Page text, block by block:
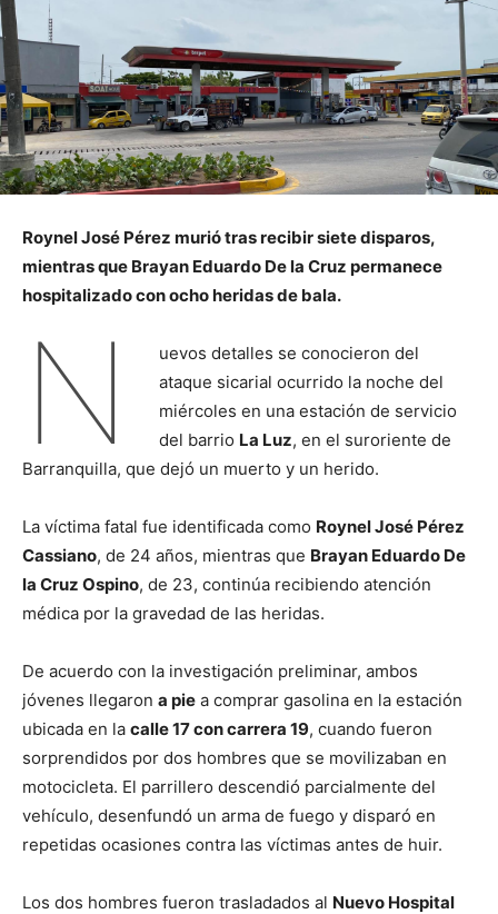
Roynel José Pérez murió tras recibir siete disparos,
mientras que Brayan Eduardo De la Cruz permanece
hospitalizado con ocho heridas de bala.
N
uevos detalles se conocieron del
ataque sicarial ocurrido la noche del
miércoles en una estación de servicio
del barrio La Luz, en el suroriente de
Barranquilla, que dejó un muerto y un herido.
La víctima fatal fue identificada como Roynel José Pérez
Cassiano, de 24 años, mientras que Brayan Eduardo De
la Cruz Ospino, de 23, continúa recibiendo atención
médica por la gravedad de las heridas.
De acuerdo con la investigación preliminar, ambos
jóvenes llegaron a pie a comprar gasolina en la estación
ubicada en la calle 17 con carrera 19, cuando fueron
sorprendidos por dos hombres que se movilizaban en
motocicleta. El parrillero descendió parcialmente del
vehículo, desenfundó un arma de fuego y disparó en
repetidas ocasiones contra las víctimas antes de huir.
Los dos hombres fueron trasladados al Nuevo Hospital